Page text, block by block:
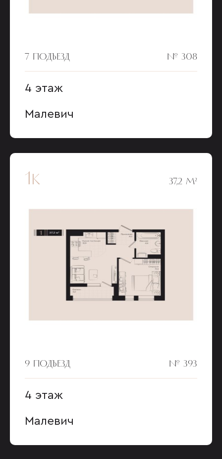
7 ПОДЪЕЗД № 308
4 этаж
Малевич
1к 37,2 М²
9 ПОДЪЕЗД № 393
4 этаж
Малевич